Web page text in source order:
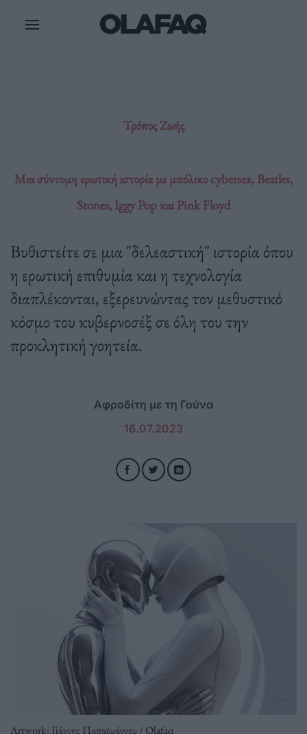
Τρόπος Ζωής
Μια σύντομη ερωτική ιστορία με μπόλικο cybersex, Beatles,
Stones, Iggy Pop και Pink Floyd
Βυθιστείτε σε μια "δελεαστική" ιστορία όπου
η ερωτική επιθυμία και η τεχνολογία
διαπλέκονται, εξερευνώντας τον μεθυστικό
κόσμο του κυβερνοσέξ σε όλη του την
προκλητική γοητεία.
Αφροδίτη με τη Γούνα
16.07.2023
Artwork: Γιάννης Παπαϊωάννου / Olafaq